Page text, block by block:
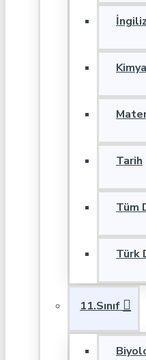
Kimya
Tarih
Tüm
Türk
11.Sınıf